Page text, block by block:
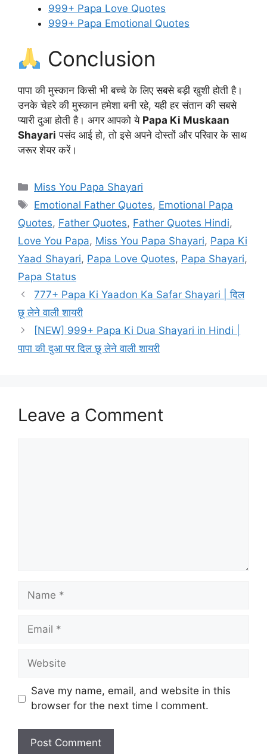
999+ Papa Love Quotes
999+ Papa Emotional Quotes
Conclusion
पापा की मुस्कान किसी भी बच्चे के लिए सबसे बड़ी खुशी होती है।
उनके चेहरे की मुस्कान हमेशा बनी रहे, यही हर संतान की सबसे
प्यारी दुआ होती है। अगर आपको ये Papa Ki Muskaan
Shayari पसंद आई हो, तो इसे अपने दोस्तों और परिवार के साथ
जरूर शेयर करें।
Categories
Miss You Papa Shayari
Tags
Emotional Father Quotes, Emotional Papa
Quotes, Father Quotes, Father Quotes Hindi,
Love You Papa, Miss You Papa Shayari, Papa Ki
Yaad Shayari, Papa Love Quotes, Papa Shayari,
Papa Status
777+ Papa Ki Yaadon Ka Safar Shayari | दिल
छू लेने वाली शायरी
[NEW] 999+ Papa Ki Dua Shayari in Hindi |
पापा की दुआ पर दिल छू लेने वाली शायरी
Leave a Comment
Name
Email
Website
Save my name, email, and website in this
browser for the next time I comment.